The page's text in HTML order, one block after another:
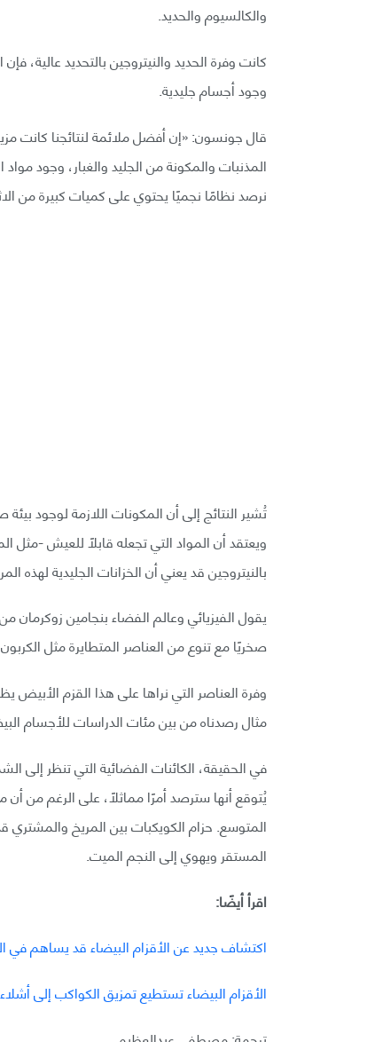
والكالسيوم والحديد.
كانت وفرة الحديد والنيتروجين بالتحديد عالية،
وجود أجسام جليدية.
قال جونسون: «إن أفضل ملائمة لنتائجنا كانت
المذنبات والمكونة من الجليد والغبار، وجود
نرصد نظامًا نجميًا يحتوي على كميات كبيرة من
تُشير النتائج إلى أن المكونات اللازمة لوجود
ويعتقد أن المواد التي تجعله قابلًا للعيش -
بالنيتروجين قد يعني أن الخزانات الجليدية لهذه
يقول الفيزيائي وعالم الفضاء بنجامين زوكرمان
صخريًا مع تنوع من العناصر المتطايرة مثل
وفرة العناصر التي نراها على هذا القزم
مثال رصدناه من بين مئات الدراسات للأجسام
يُتوقع أنها سترصد أمرًا مماثلًا، على الرغم من
المتوسع. حزام الكويكبات بين المريخ
المستقر ويهوي إلى النجم الميت.
اقرأ أيضًا:
اكتشاف جديد عن الأقزام البيضاء قد يساهم في
الأقزام البيضاء تستطيع تمزيق الكواكب إلى أشلاء